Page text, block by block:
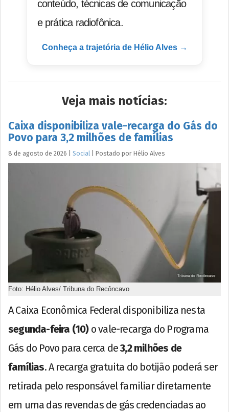
conteúdo, técnicas de comunicação
e prática radiofônica.
Conheça a trajetória de Hélio Alves →
Veja mais notícias:
Caixa disponibiliza vale-recarga do Gás do
Povo para 3,2 milhões de famílias
8 de agosto de 2026 Social Postado por Hélio Alves
Foto: Hélio Alves/ Tribuna do Recôncavo
A Caixa Econômica Federal disponibiliza nesta
segunda-feira (10)o vale-recarga do Programa
Gás do Povo para cerca de3,2 milhões de
famílias. A recarga gratuita do botijão poderá ser
retirada pelo responsável familiar diretamente
em uma das revendas de gás credenciadas ao